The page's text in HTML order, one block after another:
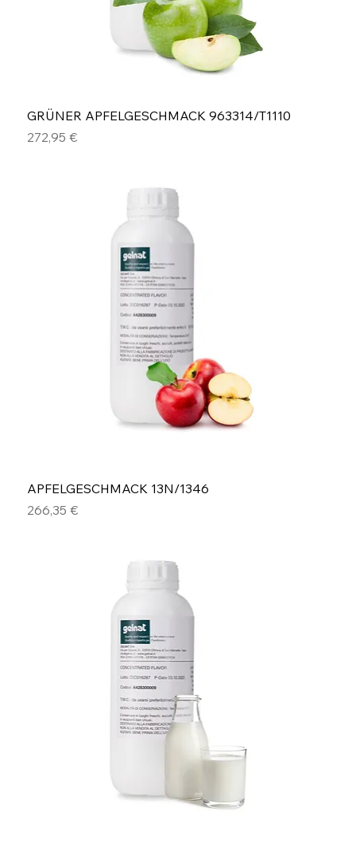
GRÜNER APFELGESCHMACK 963314/T1110
Preis
272,95 €
APFELGESCHMACK 13N/1346
Preis
266,35 €